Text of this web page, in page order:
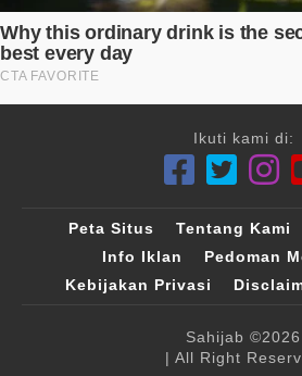
Ikuti kami di:
Peta Situs Tentang Kami
Info Iklan
Pedoman
Kebijakan Privasi
Sahijab ©2026
| All Right